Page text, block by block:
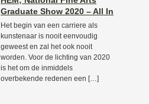
Graduate Show 2020 – All In
Het begin van een carriere als
kunstenaar is nooit eenvoudig
geweest en zal het ook nooit
worden. Voor de lichting van 2020
is het om de inmiddels
overbekende redenen een […]